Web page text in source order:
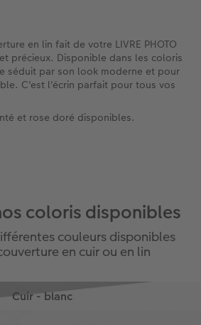
en lin fait de votre LIVRE PHOTO
précieux. Disponible dans les coloris
séduit par son look moderne et pour
C'est l'écrin parfait pour tous vos
et rose doré disponibles.
coloris disponibles
couleurs disponibles
en cuir ou en lin